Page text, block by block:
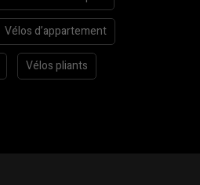
Vélos d’appartement
Vélos pliants